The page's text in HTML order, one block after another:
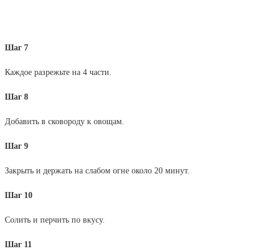
Шаг 7
Каждое разрежьте на 4 части.
Шаг 8
Добавить в сковороду к овощам.
Шаг 9
Закрыть и держать на слабом огне около 20 минут.
Шаг 10
Солить и перчить по вкусу.
Шаг 11